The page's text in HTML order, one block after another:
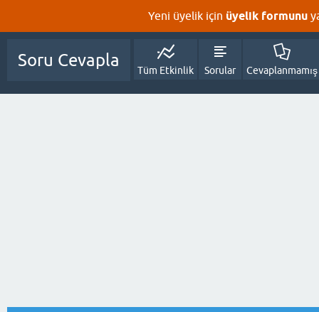
Yeni üyelik için üyelik formunu
Soru Cevapla
Tüm Etkinlik Sorular Cevaplanmamış